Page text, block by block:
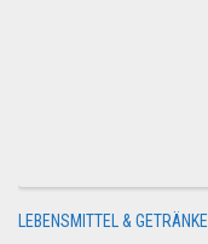
LEBENSMITTEL & GETRÄNKE